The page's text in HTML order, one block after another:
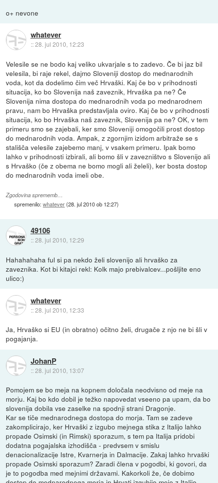
o+ nevone
whatever
::28. jul 2010, 12:23
Velesile se ne bodo kaj veliko ukvarjale s to zadevo. Če bi jaz bil
velesila, bi raje rekel, dajmo Sloveniji dostop do mednarodnih
voda, kot da dodelimo čim več Hrvaški. Kaj če bo v prihodnosti
situacija, ko bo Slovenija naš zaveznik, Hrvaška pa ne? Če
Slovenija nima dostopa do mednarodnih voda po mednarodnem
pravu, nam bo Hrvaška predstavljala oviro. Kaj če bo v prihodnosti
situacija, ko bo Hrvaška naš zaveznik, Slovenija pa ne? OK, v tem
primeru smo se zajebali, ker smo Sloveniji omogočili prost dostop
do mednarodnih voda. Ampak, z zgornjim izidom arbitraže se s
stališča velesile zajebemo manj, v vsakem primeru. Ipak bomo
lahko v prihodnosti izbirali, ali bomo šli v zavezništvo s Slovenijo ali
s Hrvaško (če z obema ne bomo mogli ali želeli), ker bosta dostop
do mednarodnih voda imeli obe.
Zgodovina sprememb…
spremenilo:whatever(28. jul 2010 ob 12:27)
49106
::28. jul 2010, 12:29
Hahahahaha ful si pa nekdo želi slovenijo ali hrvaško za
zaveznika. Kot bi kitajci rekl: Kolk majo prebivalcev...pošljite eno
ulico:)
whatever
::28. jul 2010, 12:33
Ja, Hrvaško si EU (in obratno) očitno želi, drugače z njo ne bi šli v
pogajanja.
JohanP
::28. jul 2010, 13:07
Pomojem se bo meja na kopnem določala neodvisno od meje na
morju. Kaj bo kdo dobil je težko napovedat vseeno pa upam, da bo
slovenija dobila vse zaselke na spodnji strani Dragonje.
Kar se tiče mednarodnega dostopa do morja. Tam se zadeve
zakomplicirajo, ker Hrvaški z izgubo mejnega stika z Italijo lahko
propade Osimski (in Rimski) sporazum, s tem pa Italija pridobi
dodatna pogajalska izhodišča - predvsem v smislu
denacionalizacije Istre, Kvarnerja in Dalmacije. Zakaj lahko hrvaški
propade Osimski sporazum? Zaradi člena v pogodbi, ki govori, da
je to pogodba med mejnimi državami. Kakorkoli že, če dobimo